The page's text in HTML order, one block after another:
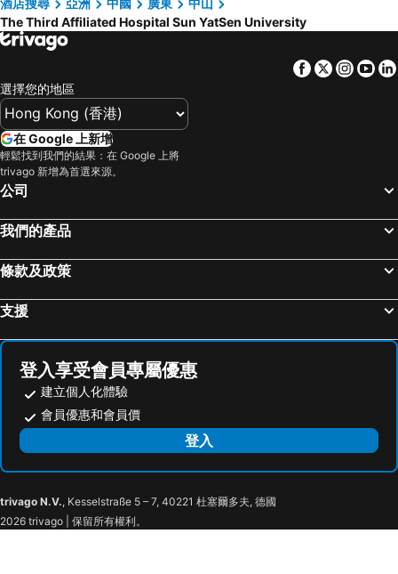
Lavande Hotel Zhongshan Lihe Square
Hotel Crowne Plaza Zhongshan Xiaolan
Zhongshan Yinhe Business Hotel
Vienna International Hotel Zhongshan Torch Development Zone
中山俊誠海逸酒店
中山喜悅商務酒店
Zhongshan City Laian Hotel
中山阜沙國貿逸豪酒店
中山大東裕酒店
Zhongshan Louis Hotel
中山東方大酒店
Spark
Super 8 Zhongshan Fuhua Bus Station Branch
中山金華悅國際酒店
Shanshui Fashion Hotel
Poltton Century Hotel - Zhongshan Dayong Redwood Culture Expo City
Orange Hotel Zhongshan Lihe Plaza MixC
中山南區禦洋商務酒店
Hengda
中山東河酒店
7Days Inn - Zhongshan Shaxi Avenue
Zhongshan Huiquan
東涌
元朗
紅磡
深水埗區
香港迪士尼樂園
羅湖口岸
東門步行街
Cheung Chau
羅湖口岸
Sheung Wan Metro Station
Tsing Yi Metro Station
葡京娛樂場
九龍城
番禺區
朗豪坊
荔灣區
世界之窗
Gongkoubeian
酒店搜尋 亞洲 中國 廣東
中山
The Third Affiliated Hospital Sun YatSen University
Facebook
Twitter
選擇您的地區
在 Google 上新增
輕鬆找到我們的結果：在 Google 上將
trivago 新增為首選來源。
公司
我們的產品
條款及政策
支援
登入享受會員專屬優惠
建立個人化體驗
會員優惠和會員價
登入
trivago N.V., Kesselstraße 5 – 7, 40221 杜塞爾多夫, 德國
2026 trivago | 保留所有權利。